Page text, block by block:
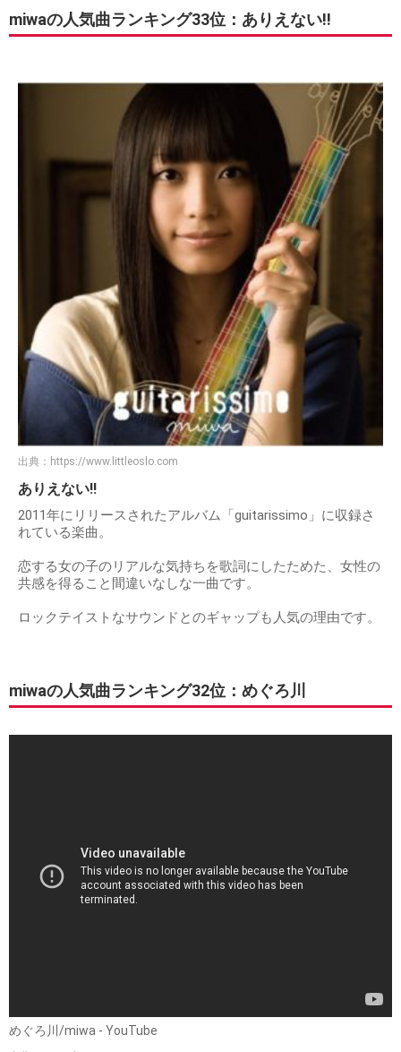
miwaの人気曲ランキング33位：ありえない!!
出典： https://www.littleoslo.com
ありえない!!
2011年にリリースされたアルバム「guitarissimo」に収録さ
れている楽曲。
恋する女の子のリアルな気持ちを歌詞にしたためた、女性の
共感を得ること間違いなしな一曲です。
ロックテイストなサウンドとのギャップも人気の理由です。
miwaの人気曲ランキング32位：めぐろ川
めぐろ川/miwa - YouTube